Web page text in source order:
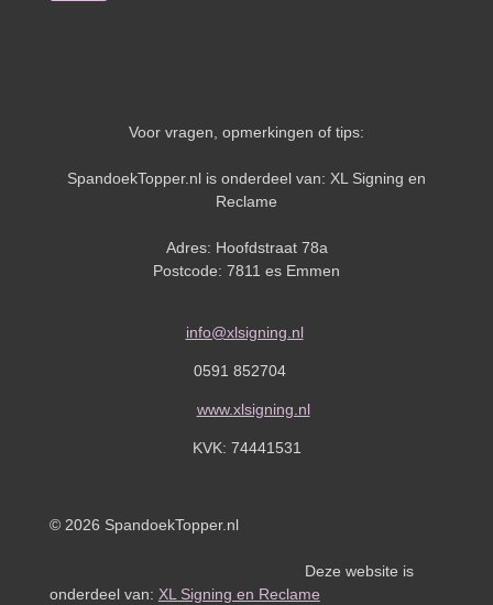
Voor vragen, opmerkingen of tips:
SpandoekTopper.nl is onderdeel van: XL Signing en
Reclame
Adres: Hoofdstraat 78a
Postcode: 7811 es Emmen
info@xlsigning.nl
0591 852704
www.xlsigning.nl
KVK: 74441531
© 2026 SpandoekTopper.nl
Deze website is
onderdeel van: XL Signing en Reclame